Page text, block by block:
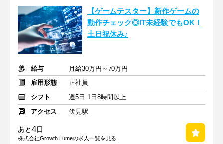
【ゲームテスター】新作ゲームの
動作チェック◎IT未経験でもOK！
土日祝休み♪
給与
月給30万円～70万円
雇用形態
正社員
シフト
週5日 1日8時間以上
アクセス
伏見駅
あと4日
株式会社Growth Lumeの求人一覧を見る